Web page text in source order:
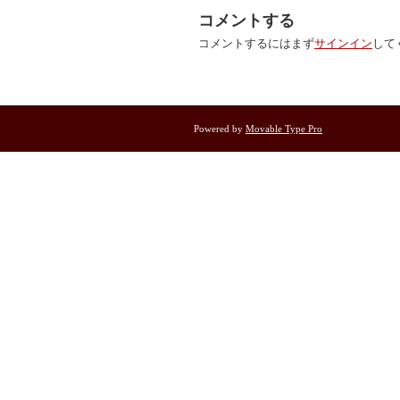
コメントする
コメントするにはまずサインイン して
Powered by Movable Type Pro